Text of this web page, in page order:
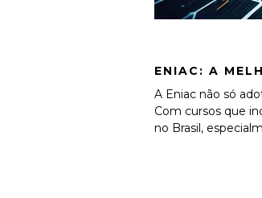
ENIAC: A
A Eniac não só
Com cursos que
no Brasil,